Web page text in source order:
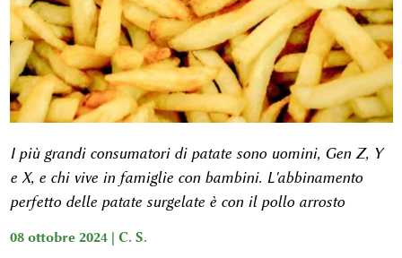
I più grandi consumatori di patate sono uomini, Gen Z, Y
e X, e chi vive in famiglie con bambini. L'abbinamento
perfetto delle patate surgelate è con il pollo arrosto
08 ottobre 2024 | C. S.